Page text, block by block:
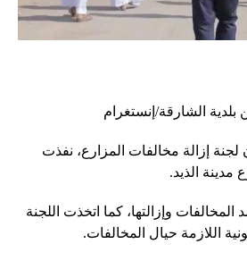
الشارقة/إنستغرام
لجنة إزالة مخالفات المزارع، نفذت
مدينة الذيد.
وإزالتها، كما اتخذت اللجنة
اللازمة حيال المخالفات.